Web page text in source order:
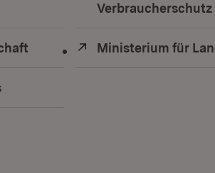
in neuem Fenster)
(Öffnet in neuem Fenster)
Verbraucherschutz
Extern:
Ministerium für